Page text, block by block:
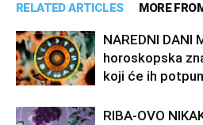
RELATED ARTICLES MORE
NAREDNI DANI
horoskopska
koji će ih
RIBA-OVO